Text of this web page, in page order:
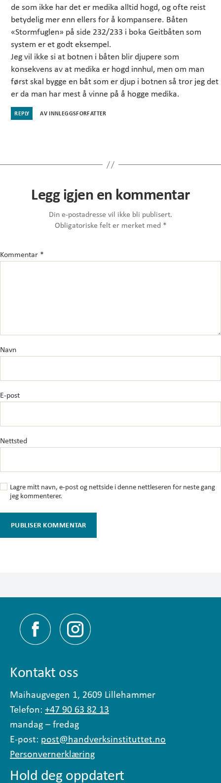
de som ikke har det er medika alltid hogd, og ofte reist
betydelig mer enn ellers for å kompansere. Båten
«Stormfuglen» på side 232/233 i boka Geitbåten som
system er et godt eksempel.
Jeg vil ikke si at botnen i båten blir djupere som
konsekvens av at medika er hogd innhul, men om man
først skal bygge en båt som er djup i botnen så tror jeg det
er da man har mest å vinne på å hogge medika.
REPLY AV INNLEGGSFORFATTER
Legg igjen en kommentar
Din e-postadresse vil ikke bli publisert.
Obligatoriske felt er merket med *
Kommentar *
Navn
E-post
Nettsted
Lagre mitt navn, e-post og nettside i denne nettleseren for neste gang
jeg kommenterer.
Kontakt oss
Maihaugvegen 1, 2609 Lillehammer
Telefon: +47 90 63 82 13
mandag – fredag
E-post: post@handverksinstituttet.no
Personvernerklæring
Hold deg oppdatert